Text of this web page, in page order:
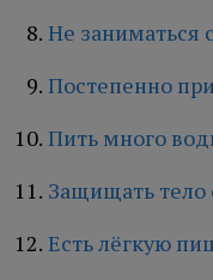
Не заниматься
Постепенно
Пить много
Защищать тело
Есть лёгкую